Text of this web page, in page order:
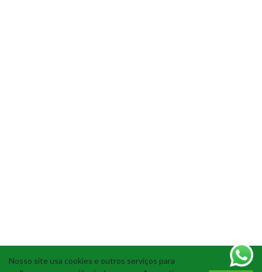
Nosso site usa cookies e outros serviços para